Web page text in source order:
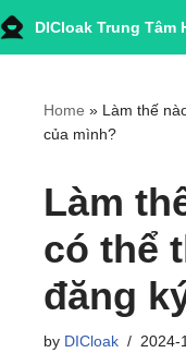
Skip
content
DICloak Trung Tâm
Home » Làm thế
của mình?
Làm
có thể
đăng
by DICloak 2024-